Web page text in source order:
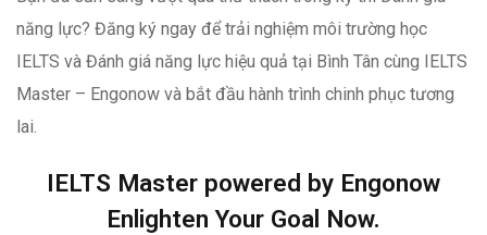
năng lực? Đăng ký ngay để trải nghiệm môi trường học
IELTS và Đánh giá năng lực hiệu quả tại Bình Tân cùng IELTS
Master – Engonow và bắt đầu hành trình chinh phục tương
lai.
IELTS Master powered by Engonow
Enlighten Your Goal Now.